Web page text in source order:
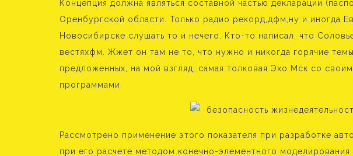
Концепция должна являться составной частью декларации
Оренбургской области. Только радио рекорд,дфм,ну и иногда
Новосибирске слушать то и нечего. Кто-то написал, что
вестяхфм. Жжет он там не то, что нужно и никогда горячие
предложенных, на мой взгляд, самая толковая Эхо Мск со
программами.
Рассмотрено применение этого показателя при разработке
при его расчете методом конечно-элементного